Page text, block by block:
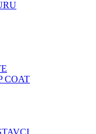
COAT